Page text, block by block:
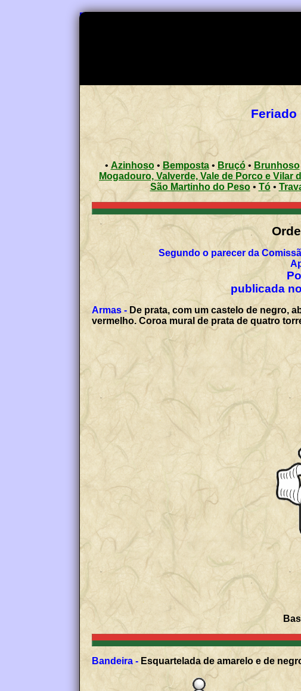
Feriado
• Azinhoso• Bemposta• Bruçó• Brunhoso
Mogadouro, Valverde, Vale de Porco e Vilar
São Martinho do Peso• Tó•
Segundo o parecer da
publicada
Armas - De prata, com um castelo de negro,
vermelho. Coroa mural de prata de quatro
Bandeira - Esquartelada de amarelo e de